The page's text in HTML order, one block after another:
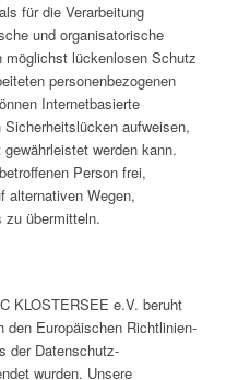
für die Verarbeitung
und organisatorische
lückenlosen Schutz
personenbezogenen
Internetbasierte
aufweisen,
werden kann.
Person frei,
alternativen Wegen,
zu übermitteln.
KLOSTERSEE e.V. beruht
Europäischen Richtlinien-
der Datenschutz-
wurden. Unsere